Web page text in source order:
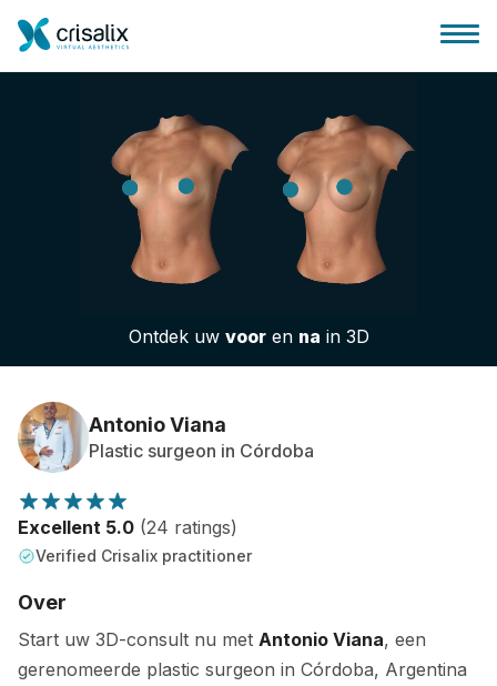
Huis chirurg
3D business platform
Patiëntrecensies
Ontdek uw vooren na in 3D
Antonio Viana
Plastic surgeon in Córdoba
Excellent 5.0 (24 ratings)
Verified Crisalix practitioner
Over
Start uw 3D-consult nu met Antonio Viana, een
gerenomeerde plastic surgeon in Córdoba, Argentina